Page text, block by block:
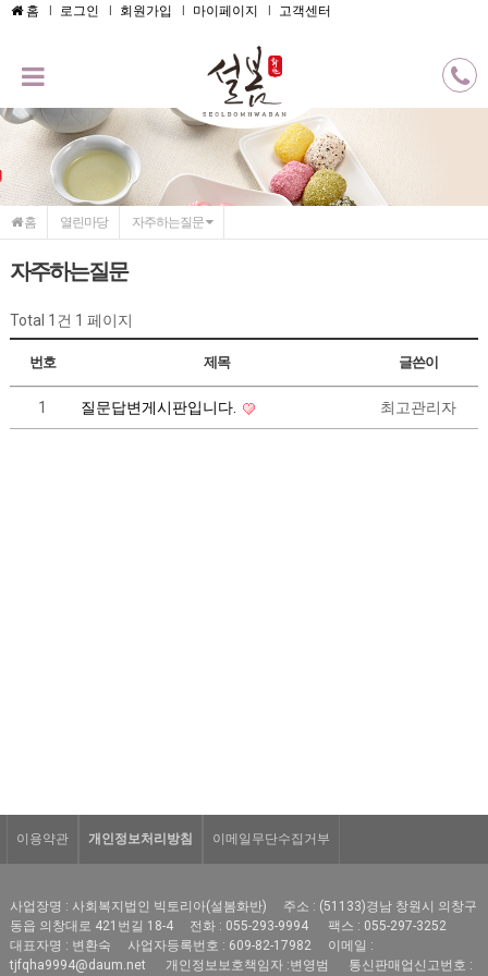
메인콘텐츠 바로가기
홈 로그인 회원가입 마이페이지 고객센터
홈 열린마당 자주하는질문
자주하는질문
Total 1건 1 페이지
번호 제목 글쓴이
1 질문답변게시판입니다. 최고관리자
이용약관 개인정보처리방침 이메일무단수집거부
사업장명 : 사회복지법인 빅토리아(설봄화반)
주소 : (51133)경남 창원시 의창구
동읍 의창대로 421번길 18-4
전화 : 055-293-9994
팩스 : 055-297-3252
대표자명 : 변환숙
사업자등록번호 : 609-82-17982
이메일 :
tjfqha9994@daum.net
개인정보보호책임자 :변영범 통신판매업신고번호 :